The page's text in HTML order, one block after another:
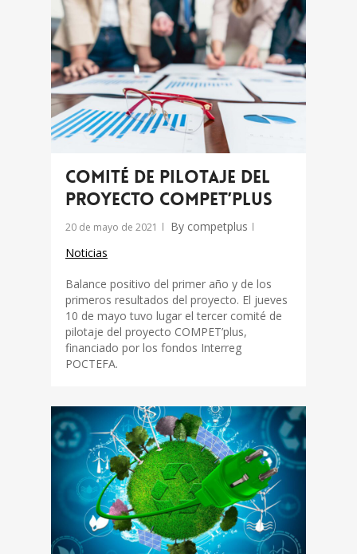
Comité de pilotaje del
proyecto COMPET’plus
20 de mayo de 2021 By competplus
Noticias
Balance positivo del primer año y de los
primeros resultados del proyecto. El jueves
10 de mayo tuvo lugar el tercer comité de
pilotaje del proyecto COMPET’plus,
financiado por los fondos Interreg
POCTEFA.